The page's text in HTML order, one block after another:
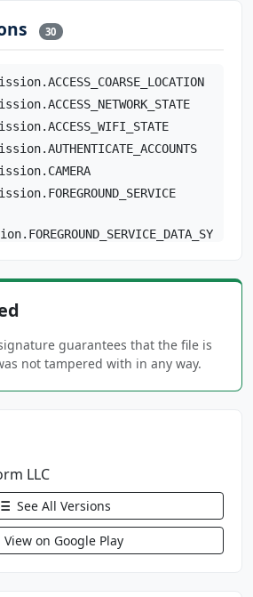
30
guarantees that the file is
not tampered with in any way.
LLC
See All Versions
View on Google Play